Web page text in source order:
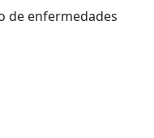
de enfermedades